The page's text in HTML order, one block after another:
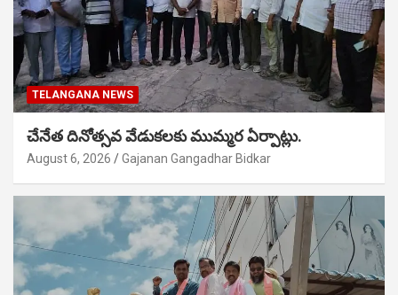
TELANGANA NEWS
చేనేత దినోత్సవ వేడుకలకు ముమ్మర ఏర్పాట్లు.
August 6, 2026 Gajanan Gangadhar Bidkar